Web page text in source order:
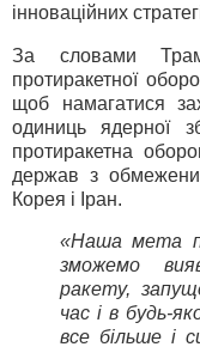
інноваційних
За словами
протиракетної
щоб намагатися
одиниць ядерної
протиракетна
держав з
Корея і Іран.
«Наша мета
зможемо
ракету,
час і в будь-
все більше і